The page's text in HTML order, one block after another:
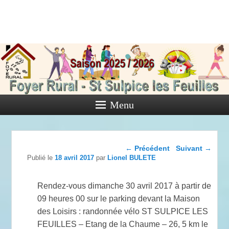
de Saint
Sulpice les
Feuilles
Activités diverses de l'Association
Menu
Navigation dans les
← Précédent Suivant →
Publié le18 avril 2017 parLionel BULETE
Rendez-vous dimanche 30 avril 2017 à partir de
09 heures 00 sur le parking devant la Maison
des Loisirs : randonnée vélo ST SULPICE LES
FEUILLES – Etang de la Chaume – 26, 5 km le